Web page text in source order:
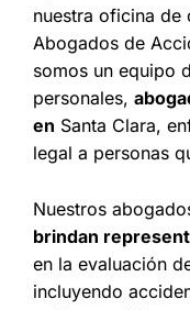
nuestra oficina de
Abogados de
somos un equipo
personales,
en Santa Clara,
legal a personas
Nuestros
brindan
en la evaluación
incluyendo